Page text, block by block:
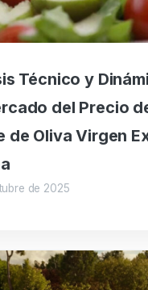
Técnico y
del Precio
de Oliva Virgen
de 2025